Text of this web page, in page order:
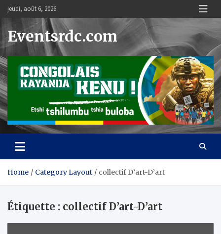
Skip
content
jeudi, août 6, 2026
Eventsrdc.com
Home Category Layout collectif D’art-D’art
Étiquette : collectif D’art-D’art